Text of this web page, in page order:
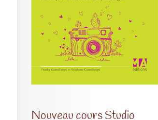
Nouveau cours Studio